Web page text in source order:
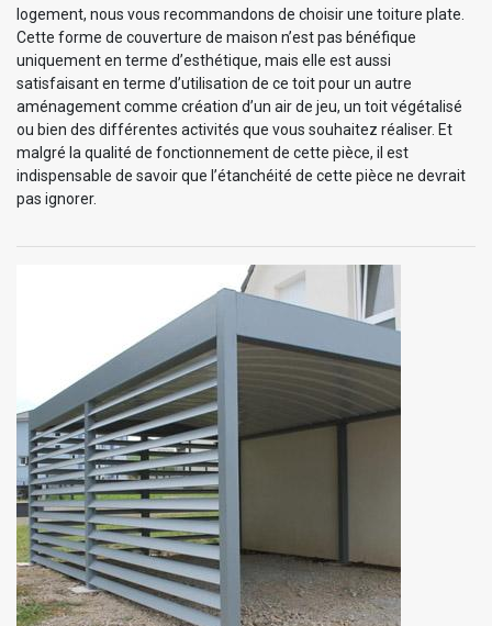
logement, nous vous recommandons de choisir une toiture plate.
Cette forme de couverture de maison n’est pas bénéfique
uniquement en terme d’esthétique, mais elle est aussi
satisfaisant en terme d’utilisation de ce toit pour un autre
aménagement comme création d’un air de jeu, un toit végétalisé
ou bien des différentes activités que vous souhaitez réaliser. Et
malgré la qualité de fonctionnement de cette pièce, il est
indispensable de savoir que l’étanchéité de cette pièce ne devrait
pas ignorer.